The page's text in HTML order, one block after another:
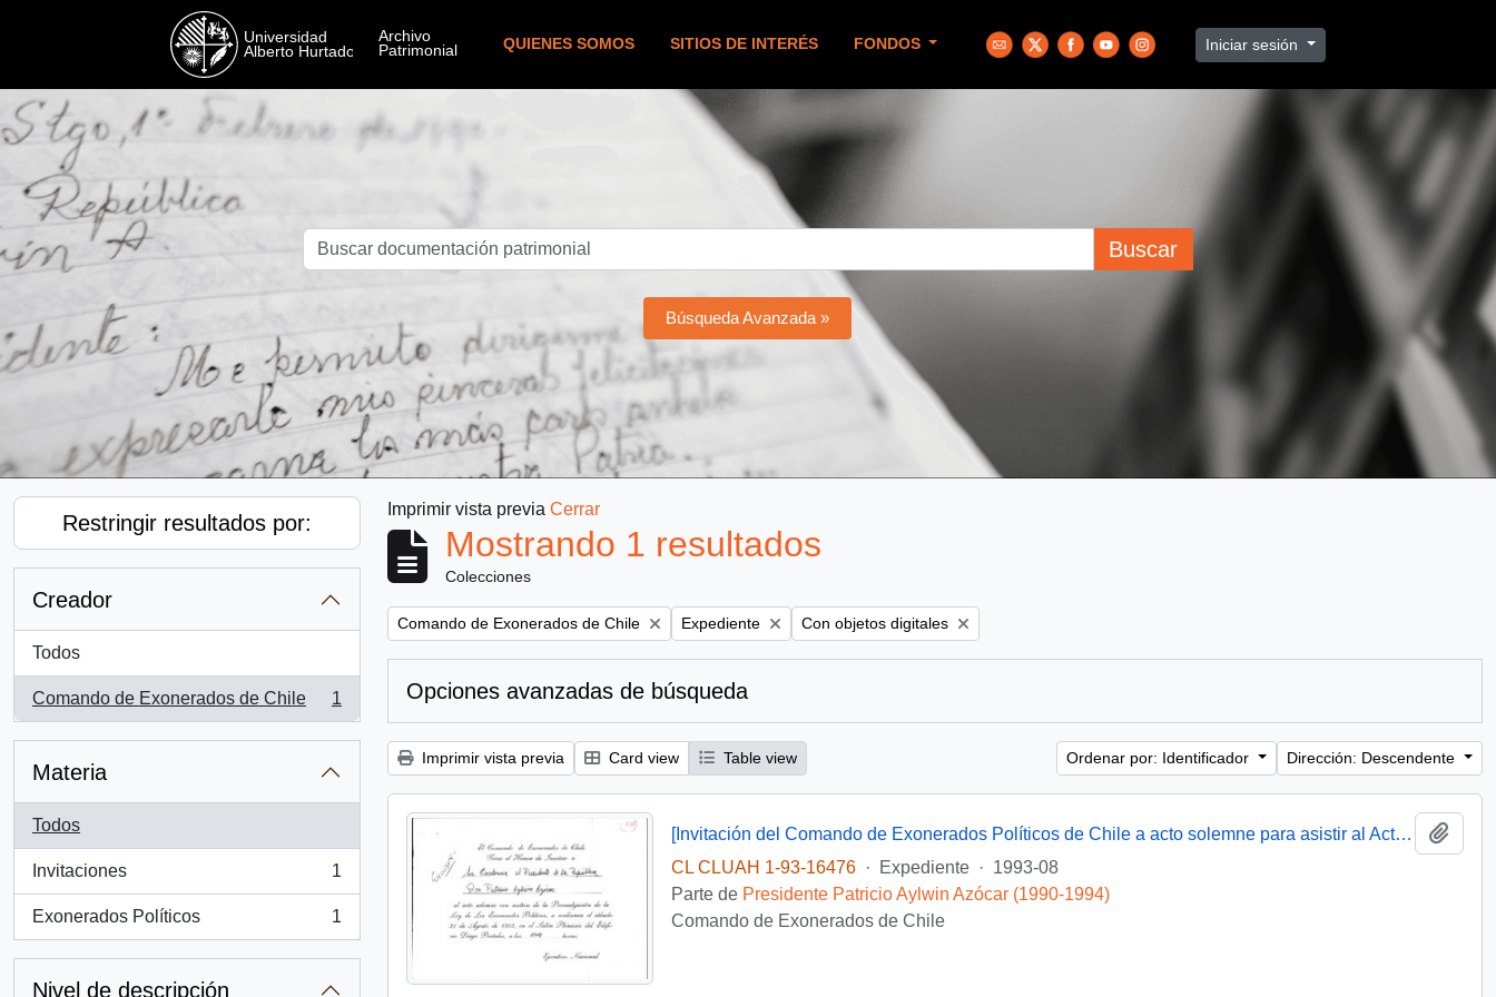
QUIENES SOMOS SITIOS DE INTERÉS FONDOS Iniciar sesión
Buscar
Búsqueda Avanzada »
Restringir resultados por:
Creador
Todos
Comando de Exonerados de Chile
, 1 resultados
1
Materia
Todos
Invitaciones
, 1 resultados
1
Exonerados Políticos
, 1 resultados
1
Nivel de descripción
Imprimir vista previa Cerrar
Mostrando 1 resultados
Colecciones
Remove filter:
Comando de Exonerados de Chile Remove filter:
Expediente Remove filter:
Con objetos digitales
Opciones avanzadas de búsqueda
Imprimir vista previa Card view Table view Ordenar por: Identificador Dirección: Descendente
[Invitación del Comando de Exonerados Políticos de Chile a acto solemne para asistir al Acto de Promulgación de la Ley de los Exonerados Políticos]
CL CLUAH 1-93-16476
· Expediente · 1993-08
Parte de Presidente Patricio Aylwin Azócar (1990-1994)
Comando de Exonerados de Chile